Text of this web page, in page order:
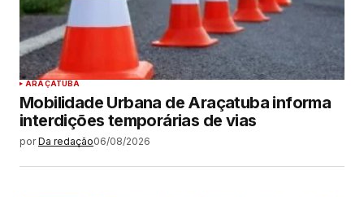
ARAÇATUBA
Mobilidade Urbana de Araçatuba informa
interdições temporárias de vias
por Da redação06/08/2026